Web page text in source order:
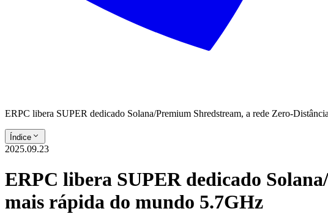
ERPC libera SUPER dedicado Solana/Premium Shredstream, a rede Zero-
Índice
2025.09.23
ERPC libera SUPER dedicado
mais rápida do mundo 5.7GHz